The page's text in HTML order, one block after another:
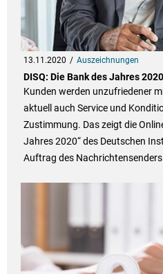
13.11.2020 Auszeichnungen
DISQ: Die Bank des Jahres 2020
Kunden werden unzufriedener
aktuell auch Service und
Zustimmung. Das zeigt die
Jahres 2020“ des Deutschen
Auftrag des